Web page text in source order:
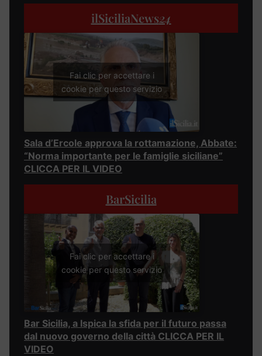
ilSiciliaNews24
Fai clic per accettare i
cookie per questo servizio
Sala d’Ercole approva la rottamazione, Abbate:
“Norma importante per le famiglie siciliane”
CLICCA PER IL VIDEO
BarSicilia
Fai clic per accettare i
cookie per questo servizio
Bar Sicilia, a Ispica la sfida per il futuro passa
dal nuovo governo della città CLICCA PER IL
VIDEO